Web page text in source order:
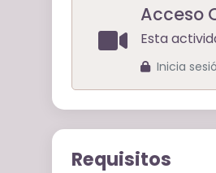
Acceso
Esta
Inicia
Requisitos